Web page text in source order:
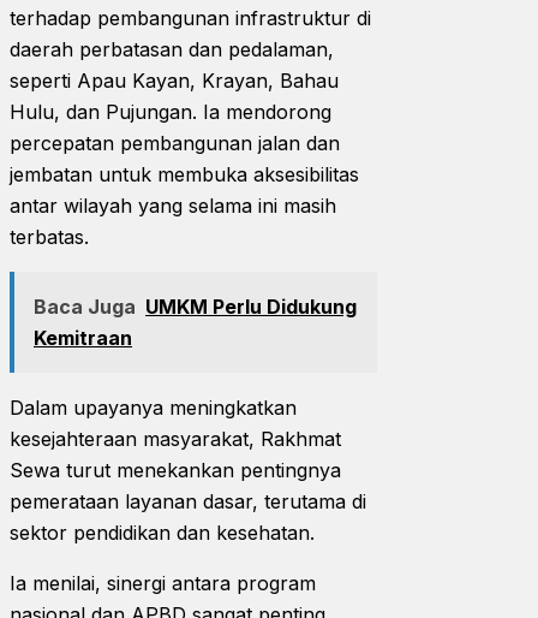
terhadap pembangunan infrastruktur di
daerah perbatasan dan pedalaman,
seperti Apau Kayan, Krayan, Bahau
Hulu, dan Pujungan. Ia mendorong
percepatan pembangunan jalan dan
jembatan untuk membuka aksesibilitas
antar wilayah yang selama ini masih
terbatas.
Baca Juga UMKM Perlu Didukung
Kemitraan
Dalam upayanya meningkatkan
kesejahteraan masyarakat, Rakhmat
Sewa turut menekankan pentingnya
pemerataan layanan dasar, terutama di
sektor pendidikan dan kesehatan.
Ia menilai, sinergi antara program